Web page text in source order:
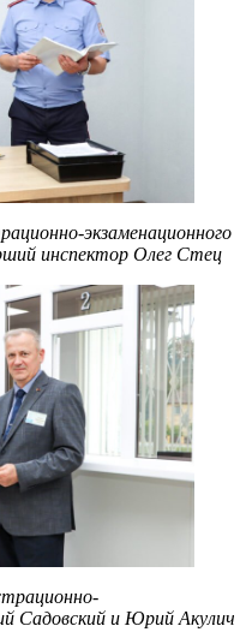
экзаменационного
инспектор Олег Стец
Садовский и Юрий Акулич